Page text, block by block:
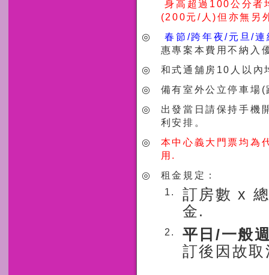
身高超過 100公分者
(200元 / 人)但亦無另
◎
春節 /跨年夜/元旦/連
惠專案本費用不納入
◎
和式通舖房10人以
◎
備有室外公立停車場
◎
出發當日請保持手機
利安排。
◎
本中心義大門票均為
用.
◎
租金規定：
1.
訂房數 x
金.
2.
平日/一般
訂後因故